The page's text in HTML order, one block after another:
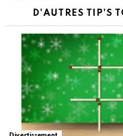
D'AUTRES TIP'S